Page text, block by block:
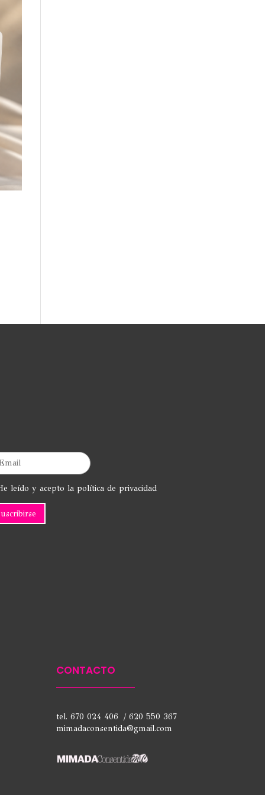
leído y acepto la política de privacidad
CONTACTO
tel. 670 024 406 / 620 550 367
mimadaconsentida@gmail.com